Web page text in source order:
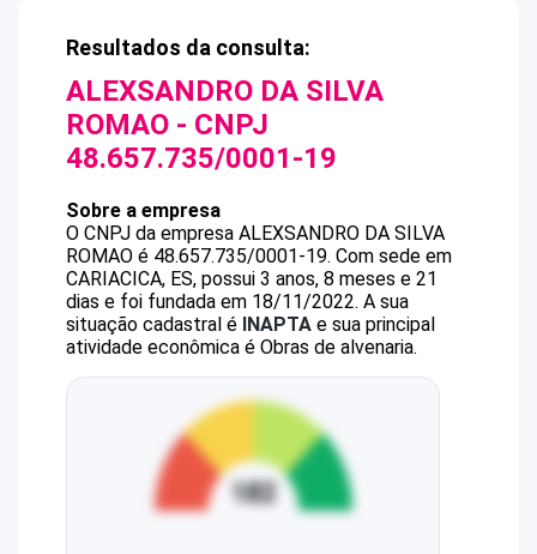
Resultados da consulta:
ALEXSANDRO DA SILVA
ROMAO - CNPJ
48.657.735/0001-19
Sobre a empresa
O CNPJ da empresa ALEXSANDRO DA SILVA
ROMAO é 48.657.735/0001-19. Com sede em
CARIACICA, ES, possui 3 anos, 8 meses e 21
dias e foi fundada em 18/11/2022. A sua
situação cadastral é INAPTA e sua principal
atividade econômica é Obras de alvenaria.